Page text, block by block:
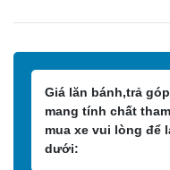
Giá lăn bánh,trả
mang tính chất
mua xe vui lòng để
dưới: